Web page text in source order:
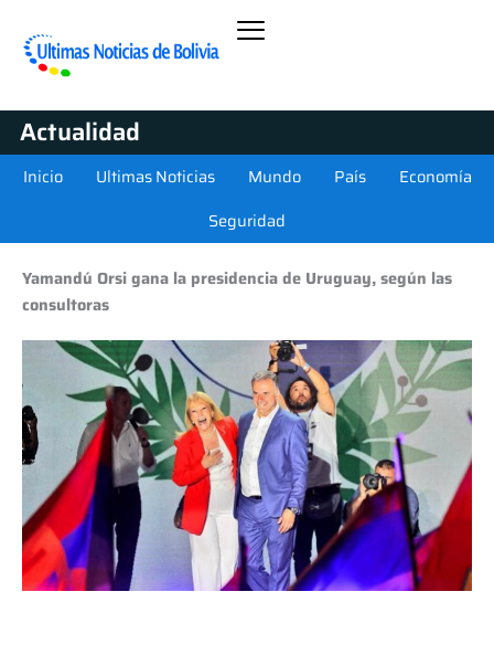
Actualidad
Inicio Ultimas Noticias Mundo País
Economía
Seguridad
Yamandú Orsi gana la presidencia de Uruguay, según las
consultoras